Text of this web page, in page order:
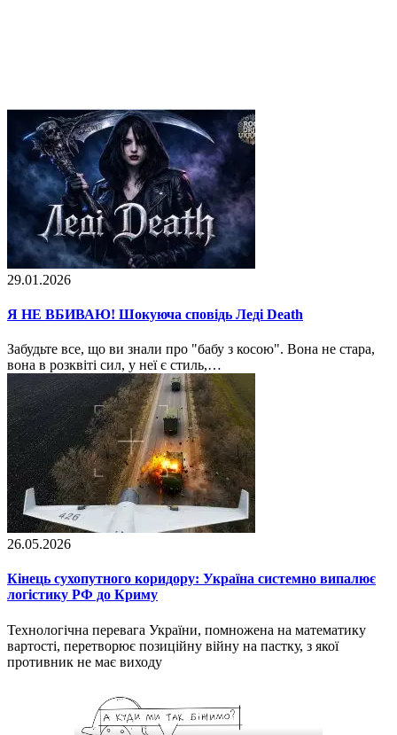
29.01.2026
Я НЕ ВБИВАЮ! Шокуюча сповідь Леді Death
Забудьте все, що ви знали про "бабу з косою". Вона не стара,
вона в розквіті сил, у неї є стиль,…
26.05.2026
Кінець сухопутного коридору: Україна системно випалює
логістику РФ до Криму
Технологічна перевага України, помножена на математику
вартості, перетворює позиційну війну на пастку, з якої
противник не має виходу